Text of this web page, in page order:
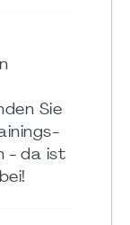
Sie
- da ist